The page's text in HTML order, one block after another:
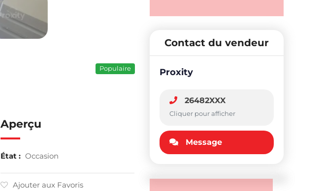
Populaire
Aperçu
État : Occasion
Ajouter aux Favoris
Contact du vendeur
Proxity
26482XXX
Cliquer pour afficher
Message